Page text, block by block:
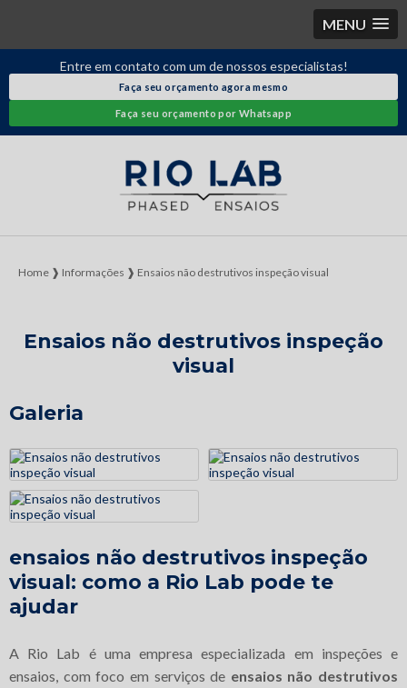
MENU
Entre em contato com um de nossos especialistas!
Faça seu orçamento agora mesmo
Faça seu orçamento por Whatsapp
Home ❱ Informações ❱ Ensaios não destrutivos inspeção visual
Ensaios não destrutivos inspeção
visual
Galeria
ensaios não destrutivos inspeção
visual: como a Rio Lab pode te
ajudar
A Rio Lab é uma empresa especializada em inspeções e
ensaios, com foco em serviços de ensaios não destrutivos